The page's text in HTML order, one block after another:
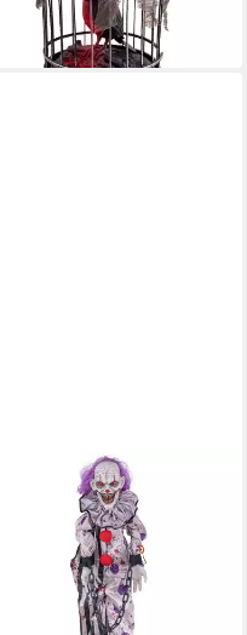
39,99 €
lieferbar - in 2-3 Werktagen bei dir
FUNNY FASHION
Dekoobjekt Hänge Figur
Clown Animiert 110cm,
Mehrfarbig
lieferbar - in 2-3 Werktagen bei dir